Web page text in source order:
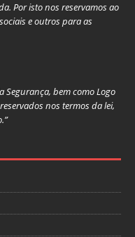
Por isto nos reservamos ao
e outros para as
Segurança, bem como Logo
nos termos da lei,